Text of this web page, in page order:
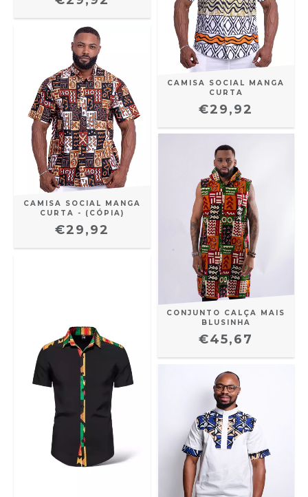
CAMISA SOCIAL MANGA
CURTA - (CÓPIA)
€29,92
CAMISA SOCIAL MANGA
CURTA
€29,92
CONJUNTO CALÇA MAIS
BLUSINHA
€45,67